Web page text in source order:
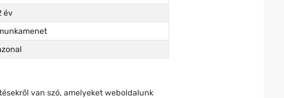
év
van szó, amelyeket weboldalunk